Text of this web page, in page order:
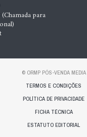
para
© ORMP PÓS-VENDA MEDIA
TERMOS E CONDIÇÕES
POLÍTICA DE PRIVACIDADE
FICHA TÉCNICA
ESTATUTO EDITORIAL